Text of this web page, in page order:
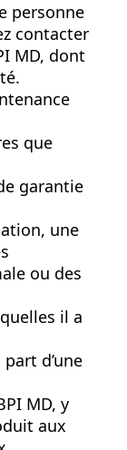
personne
contacter
MD, dont
que
garantie
une
ou des
il a
d’une
MD, y
aux